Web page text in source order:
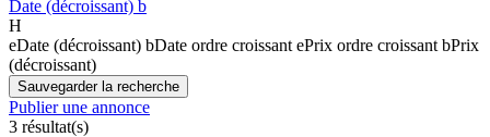
Date (décroissant) b
H
eDate (décroissant) bDate ordre croissant ePrix ordre croissant bPrix
(décroissant)
Sauvegarder la recherche
Publier une annonce
3 résultat(s)